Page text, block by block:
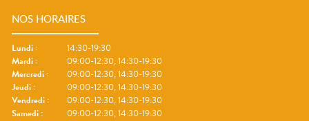
NOS HORAIRES
Lundi :
14:30-19:30
Mardi :
09:00-12:30, 14:30-19:30
Mercredi :
09:00-12:30, 14:30-19:30
Jeudi :
09:00-12:30, 14:30-19:30
Vendredi :
09:00-12:30, 14:30-19:30
Samedi :
09:00-12:30, 14:30-19:30